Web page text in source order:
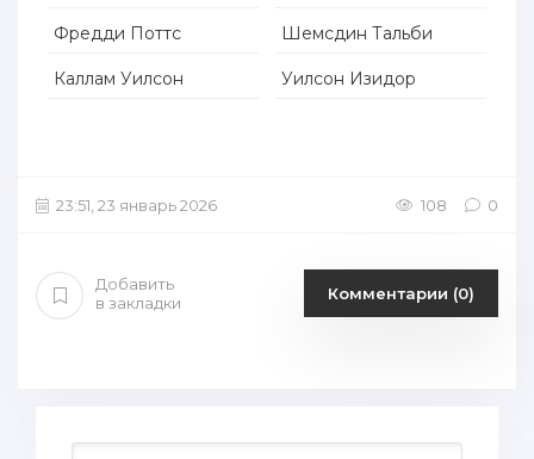
Фредди Поттс
Каллам Уилсон
Шемсдин Тальби
Уилсон Изидор
23:51, 23 январь 2026 108 0
Добавить
в закладки
Комментарии (0)